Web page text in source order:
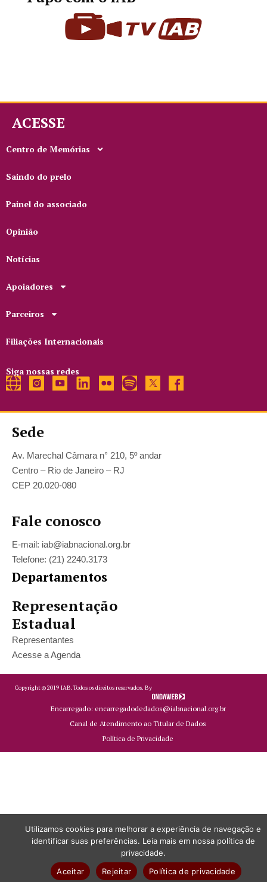
ACESSE
Centro de Memórias
Saindo do prelo
Painel do associado
Opinião
Notícias
Apoiadores
Parceiros
Filiações Internacionais
Siga nossas redes
Sede
Av. Marechal Câmara n° 210, 5º andar
Centro – Rio de Janeiro – RJ
CEP 20.020-080
Fale conosco
E-mail: iab@iabnacional.org.br
Telefone: (21) 2240.3173
Departamentos
Representação
Estadual
Representantes
Acesse a Agenda
Copyright ©2019 IAB.Todos os direitos reservados. By
Encarregado: encarregadodedados@iabnacional.org.br
Canal de Atendimento ao Titular de Dados
Política de Privacidade
Utilizamos cookies para melhorar a experiência de navegação e
identificar suas preferências. Leia mais em nossa política de
privacidade.
Aceitar
Rejeitar Política de privacidade